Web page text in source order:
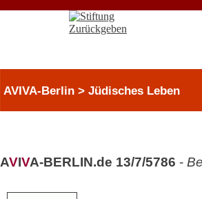
AVIVA-Berlin > Jüdisches Leben
AVIVA-BERLIN.de 13/7/5786 -